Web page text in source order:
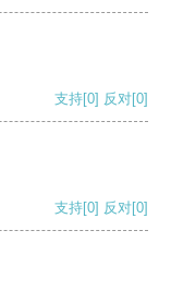
支持[0] 反对[0]
支持[0] 反对[0]